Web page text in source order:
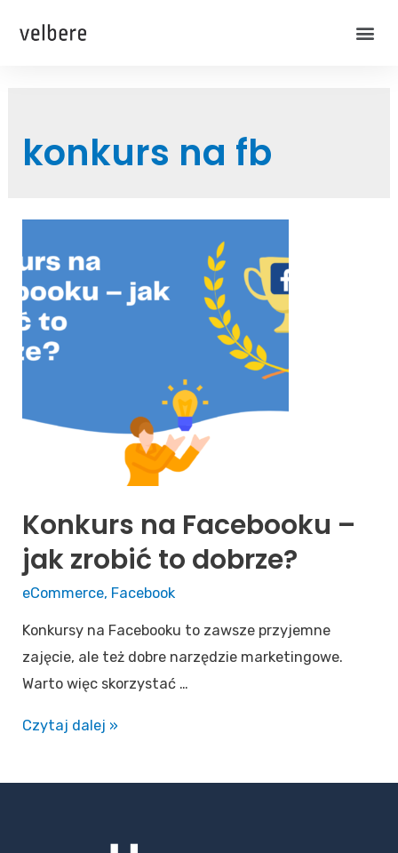
konkurs na fb
Konkurs na Facebooku –
jak zrobić to dobrze?
eCommerce, Facebook
Konkursy na Facebooku to zawsze przyjemne
zajęcie, ale też dobre narzędzie marketingowe.
Warto więc skorzystać …
Czytaj dalej »